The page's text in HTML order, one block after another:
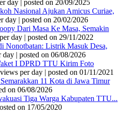
day | posted on 20/09/2025
Nasional Ajukan Amicus Curiae,
day | posted on 20/02/2026
Dari Masa Ke Masa, Semakin
day | posted on 29/11/2022
Nonotbatan: Listrik Masuk Desa,
day | posted on 06/08/2026
I DPRD TTU Kirim Foto
per day | posted on 01/11/2021
11 Kota di Jawa Timur
on 06/08/2026
Tiga Warga Kabupaten TTU...
on 17/05/2020